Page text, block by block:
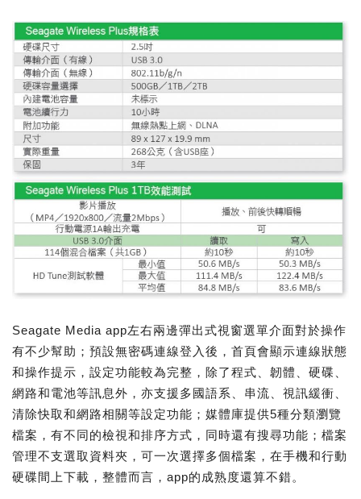
Seagate Media app左右兩邊彈出式視窗選單介面對於操作
有不少幫助；預設無密碼連線登入後，首頁會顯示連線狀態
和操作提示，設定功能較為完整，除了程式、韌體、硬碟、
網路和電池等訊息外，亦支援多國語系、串流、視訊緩衝、
清除快取和網路相關等設定功能；媒體庫提供5種分類瀏覽
檔案，有不同的檢視和排序方式，同時還有搜尋功能；檔案
管理不支選取資料夾，可一次選擇多個檔案，在手機和行動
硬碟間上下載，整體而言，app的成熟度還算不錯。